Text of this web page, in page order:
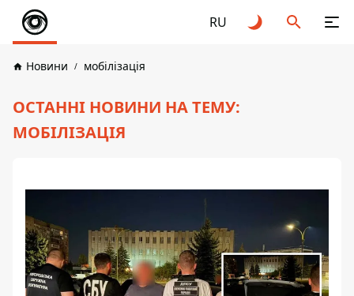
RU
Новини мобілізація
ОСТАННІ НОВИНИ НА ТЕМУ:
МОБІЛІЗАЦІЯ